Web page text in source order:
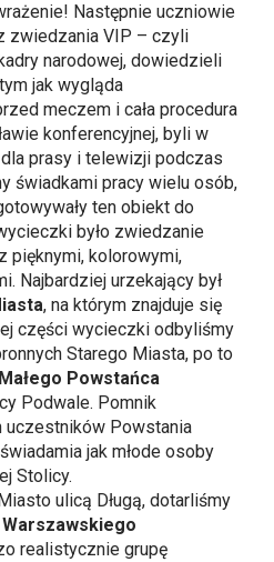
Następnie uczniowie
zwiedzania VIP – czyli
narodowej, dowiedzieli
jak wygląda
meczem i cała procedura
konferencyjnej, byli w
prasy i telewizji podczas
świadkami pracy wielu osób,
ten obiekt do
było zwiedzanie
z pięknymi, kolorowymi,
Najbardziej urzekający był
, na którym znajduje się
części wycieczki odbyliśmy
Starego Miasta, po to
Powstańca
Podwale. Pomnik
uczestników Powstania
jak młode osoby
Stolicy.
ulicą Długą, dotarliśmy
realistycznie grupę